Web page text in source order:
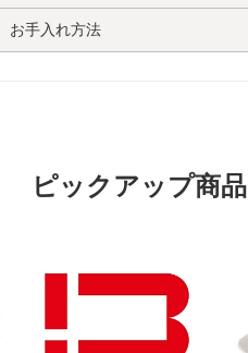
お手入れ方法
ピックアップ商品